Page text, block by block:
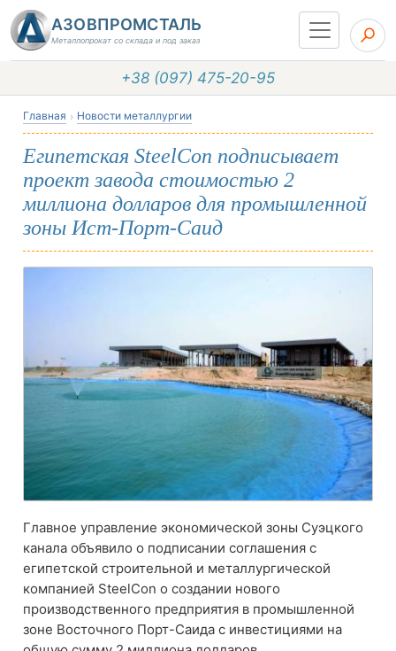
АЗОВПРОМСТАЛЬ
Металлопрокат со склада и под заказ
+38 (097) 475-20-95
Главная Новости металлургии
Египетская SteelCon подписывает
проект завода стоимостью 2
миллиона долларов для промышленной
зоны Ист-Порт-Саид
Главное управление экономической зоны Суэцкого
канала объявило о подписании соглашения с
египетской строительной и металлургической
компанией SteelCon о создании нового
производственного предприятия в промышленной
зоне Восточного Порт-Саида с инвестициями на